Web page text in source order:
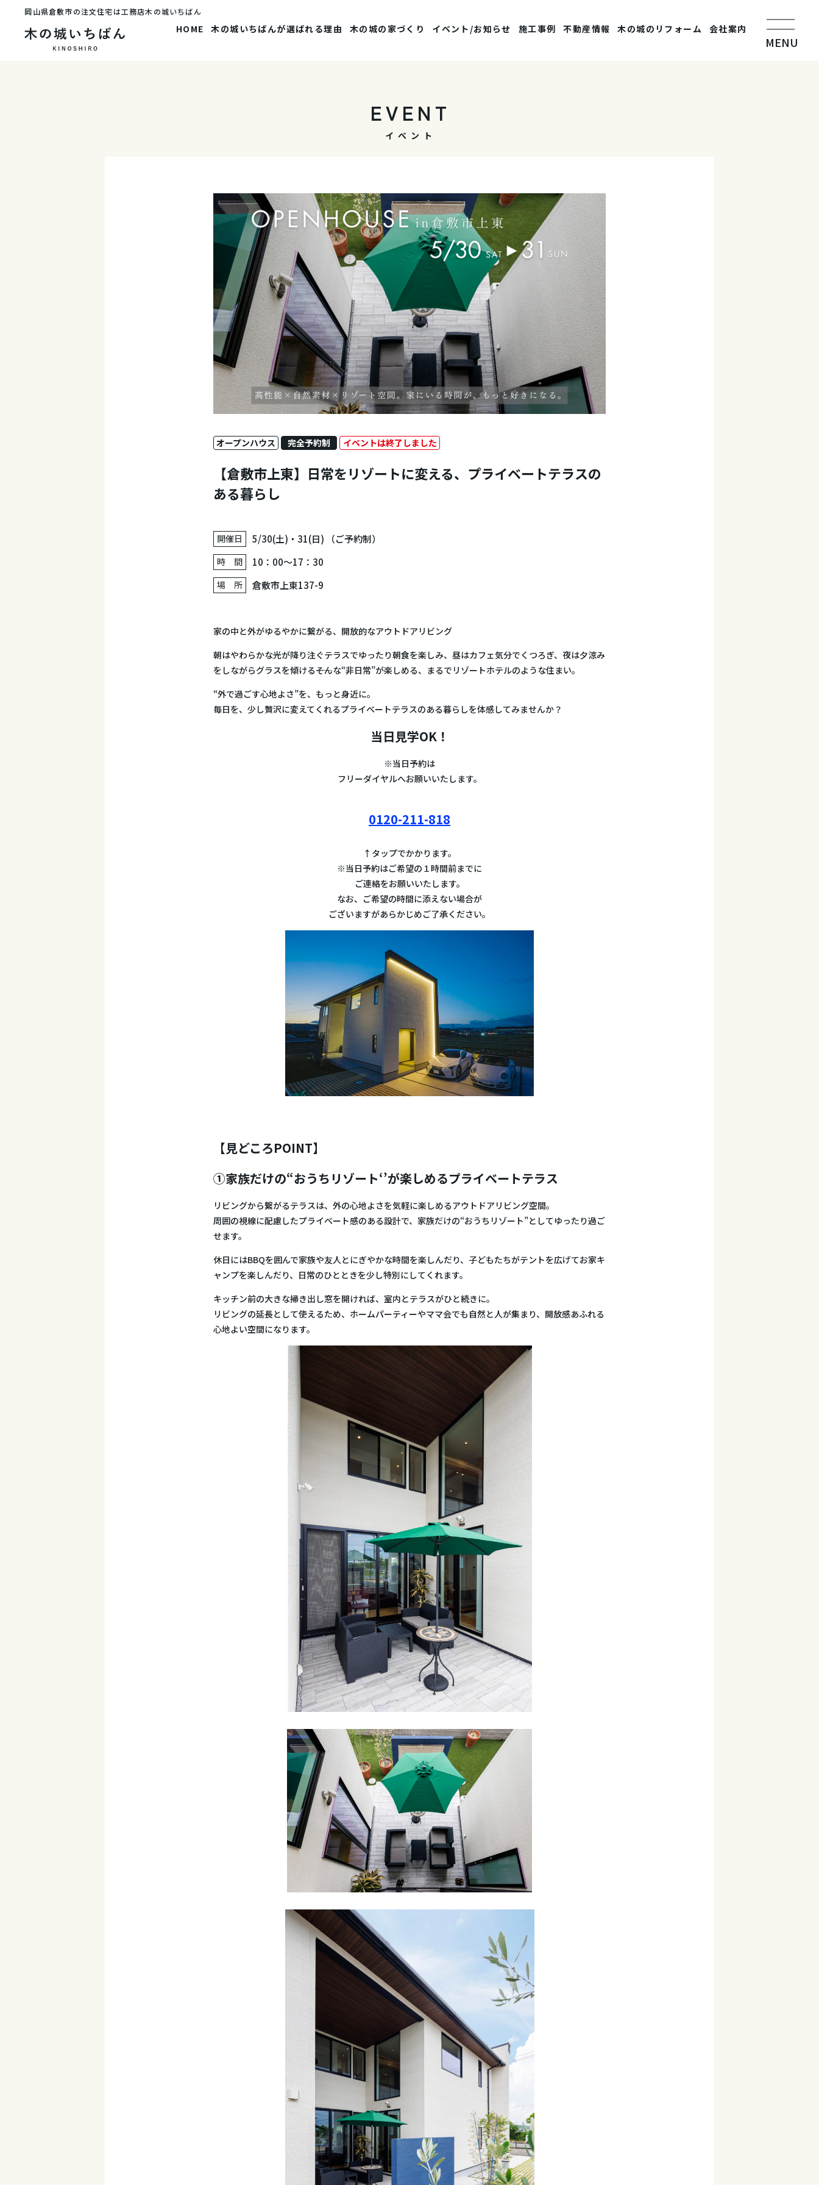
岡山県倉敷市の注文住宅は工務店木の城いちばん
HOME 木の城いちばんが選ばれる理由 木の城の家づくり イベント/お知らせ 施工事例 不動産情報 木の城のリフォーム 会社案内
MENU
EVENT
イベント
オープンハウス 完全予約制 イベントは終了しました
【倉敷市上東】日常をリゾートに変える、プライベートテラスの
ある暮らし
開催日 5/30(土)・31(日) （ご予約制）
時 間 10：00～17：30
場 所 倉敷市上東137-9
家の中と外がゆるやかに繋がる、開放的なアウトドアリビング
朝はやわらかな光が降り注ぐテラスでゆったり朝食を楽しみ、昼はカフェ気分でくつろぎ、夜は夕涼み
をしながらグラスを傾ける――そんな“非日常”が楽しめる、まるでリゾートホテルのような住まい。
“外で過ごす心地よさ”を、もっと身近に。
毎日を、少し贅沢に変えてくれるプライベートテラスのある暮らしを体感してみませんか？
当日見学OK！
※当日予約は
フリーダイヤルへお願いいたします。
0120-211-818
↑タップでかかります。
※当日予約はご希望の１時間前までに
ご連絡をお願いいたします。
なお、ご希望の時間に添えない場合が
ございますがあらかじめご了承ください。
【見どころPOINT】
①家族だけの“おうちリゾート‘’が楽しめるプライベートテラス
リビングから繋がるテラスは、外の心地よさを気軽に楽しめるアウトドアリビング空間。
周囲の視線に配慮したプライベート感のある設計で、家族だけの“おうちリゾート”としてゆったり過ご
せます。
休日にはBBQを囲んで家族や友人とにぎやかな時間を楽しんだり、子どもたちがテントを広げてお家キ
ャンプを楽しんだり、日常のひとときを少し特別にしてくれます。
キッチン前の大きな掃き出し窓を開ければ、室内とテラスがひと続きに。
リビングの延長として使えるため、ホームパーティーやママ会でも自然と人が集まり、開放感あふれる
心地よい空間になります。